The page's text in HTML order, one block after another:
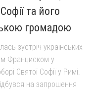
та його
громадою
зустріч українських
Франциском у
Святої Софії у Римі.
на запрошення